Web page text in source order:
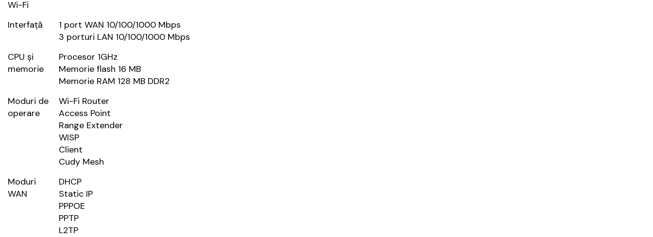
Wi-Fi
Interfață
1 port WAN 10/100/1000 Mbps
3 porturi LAN 10/100/1000 Mbps
CPU și
memorie
Procesor 1GHz
Memorie flash 16 MB
Memorie RAM 128 MB DDR2
Moduri de
operare
Wi-Fi Router
Access Point
Range Extender
WISP
Client
Cudy Mesh
Moduri
WAN
DHCP
Static IP
PPPOE
PPTP
L2TP